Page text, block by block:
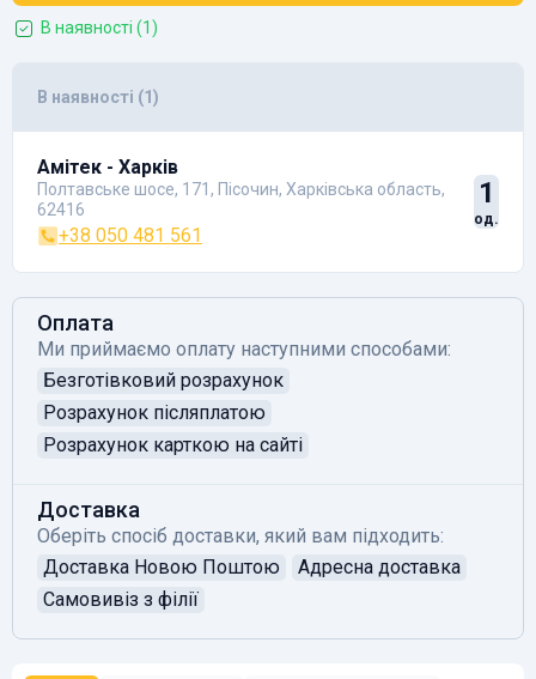
В наявності (1)
В наявності (1)
Амітек - Харків
Полтавське шосе, 171, Пісочин, Харківська область,
62416
+38 050 481 561
1
од.
Оплата
Ми приймаємо оплату наступними способами:
Безготівковий розрахунок
Розрахунок післяплатою
Розрахунок карткою на сайті
Доставка
Оберіть спосіб доставки, який вам підходить:
Доставка Новою Поштою
Адресна доставка
Самовивіз з філії